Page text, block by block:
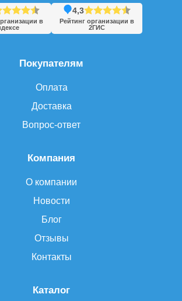
Каталог
Компания
О компании
Новости
Блог
Отзывы
Контакты
Покупателям
Оплата
Доставка
Вопрос-ответ
в
4,3
Рейтинг организации в
2ГИС